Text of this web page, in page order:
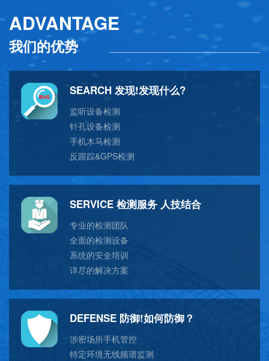
ADVANTAGE
我们的优势
SEARCH 发现!发现什么?
监听设备检测
针孔设备检测
手机木马检测
反跟踪&GPS检测
SERVICE 检测服务 人技结合
专业的检测团队
全面的检测设备
系统的安全培训
详尽的解决方案
DEFENSE 防御!如何防御？
涉密场所手机管控
特定环境无线频谱监测